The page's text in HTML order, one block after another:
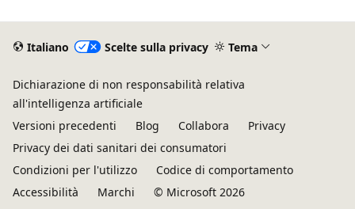
Italiano Scelte sulla privacy Tema
Dichiarazione di non responsabilità relativa
all'intelligenza artificiale
Versioni precedenti
Blog Collabora
Privacy
Privacy dei dati sanitari dei consumatori
Condizioni per l'utilizzo
Codice di comportamento
Accessibilità
Marchi © Microsoft 2026